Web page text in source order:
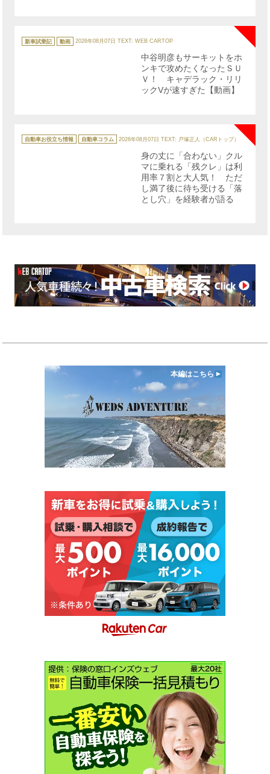
テ
ゴ
新車試乗記 動画 2026年08月07日 TEXT: WEB CARTOP
中谷明彦もサーキットをホ
ンキで攻めたくなったＳＵ
Ｖ！ キャデラック・リリ
ックVが速すぎた【動画】
テ
ゴ
自動車お役立ち情報 自動車コラム 2026年08月07日 TEXT: 戸塚正人（CARトップ）
身の丈に「合わない」クル
マに乗れる「残クレ」は利
用率７割と大人気！ ただ
し満了後に待ち受ける「落
とし穴」を経験者が語る
本編はこちら